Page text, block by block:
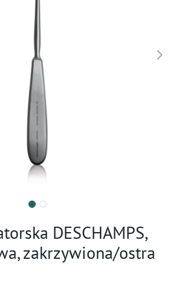
DESCHAMPS,
zakrzywiona/ostra